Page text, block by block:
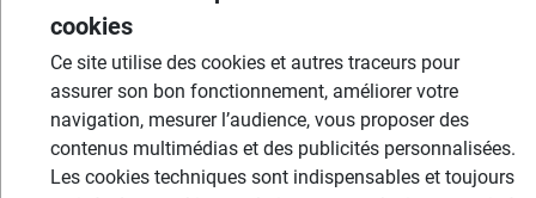
Patrick Vayssie, Wedi France
DC
Dclic
15/11/2019 à 16h11
cookies
Ce site utilise des cookies et autres traceurs pour
assurer son bon fonctionnement, améliorer votre
navigation, mesurer l’audience, vous proposer des
contenus multimédias et des publicités personnalisées.
Les cookies techniques sont indispensables et toujours